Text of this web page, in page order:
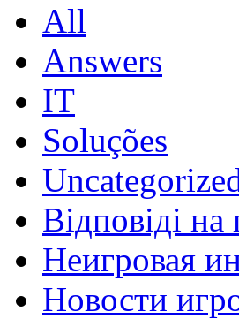
All
Answers
IT
Soluções
Відповіді
Неигровая
Новости